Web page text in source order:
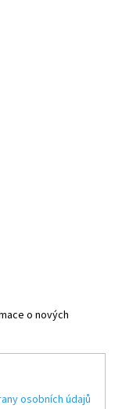
o nových
osobních údajů